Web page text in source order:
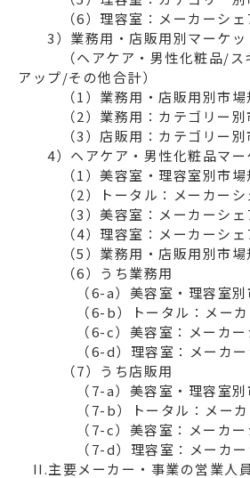
（6）理容室：メーカーシェ
3）業務用・店販用別マーケッ
（ヘアケア・男性化粧品/ス
アップ/その他合計）
（1）業務用・店販用別市場
（2）業務用：カテゴリー別
（3）店販用：カテゴリー別
4）ヘアケア・男性化粧品マー
（1）美容室・理容室別市場
（2）トータル：メーカーシ
（3）美容室：メーカーシェ
（4）理容室：メーカーシェ
（5）業務用・店販用別市場
（6）うち業務用
（6-a）美容室・理容室別
（6-b）トータル：メーカ
（6-c）美容室：メーカー
（6-d）理容室：メーカー
（7）うち店販用
（7-a）美容室・理容室別
（7-b）トータル：メーカ
（7-c）美容室：メーカー
（7-d）理容室：メーカー